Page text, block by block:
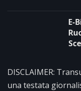
E-
DISCLAIMER:
una testata